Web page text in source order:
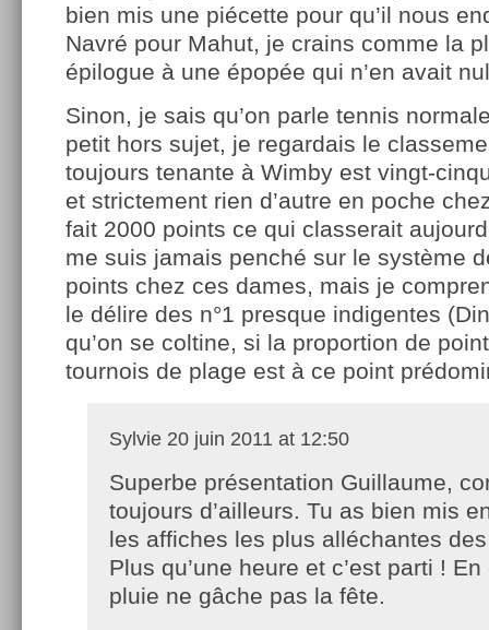
bien mis une piécette pour qu’il nous
Navré pour Mahut, je crains comme la
épilogue à une épopée qui n’en avait
Sinon, je sais qu’on parle tennis
petit hors sujet, je regardais le
toujours tenante à Wimby est vingt-
et strictement rien d’autre en poche
fait 2000 points ce qui classerait
me suis jamais penché sur le système
points chez ces dames, mais je
le délire des n°1 presque indigentes
qu’on se coltine, si la proportion de
tournois de plage est à ce point
Sylvie 20 juin 2011 at 12:50
Superbe présentation Guillaume,
toujours d’ailleurs. Tu as bien mis
les affiches les plus alléchantes
Plus qu’une heure et c’est parti !
pluie ne gâche pas la fête.